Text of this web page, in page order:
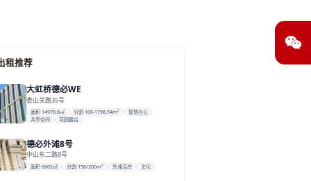
租推荐
大虹桥德必WE
娄山关路35号
面积 14976.8㎡ 分割 100-1798.54m²
智慧办公
共享空间
花园露台
德必外滩8号
中山东二路8号
面积 6602㎡ 分割 150/200m² 外滩沿岸 文化